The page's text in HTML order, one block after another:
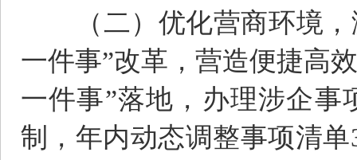
（二）优化营商环境，
一件事”改革，营造便捷高
一件事”落地，办理涉企事
制，年内动态调整事项清